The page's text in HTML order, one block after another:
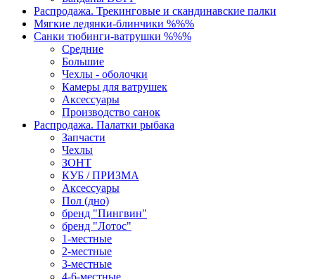
Распродажа. Трекинговые и скандинавские палки
Мягкие ледянки-блинчики %%%
Санки тюбинги-ватрушки %%%
Средние
Большие
Чехлы - оболочки
Камеры для ватрушек
Аксессуары
Производство санок
Распродажа. Палатки рыбака
Запчасти
Чехлы
ЗОНТ
КУБ / ПРИЗМА
Аксессуары
Пол (дно)
бренд "Пингвин"
бренд "Лотос"
1-местные
2-местные
3-местные
4-6-местные